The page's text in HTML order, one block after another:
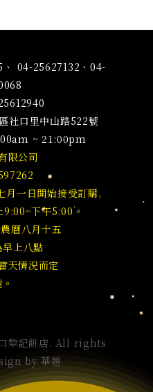
04-25627132、04-
社口里中山路522號
~ 21:00pm
限公司
月一日開始接受訂購,
下午5:00。
曆八月十五
上八點
天情況而定
犂記餅店. All rights
by華越